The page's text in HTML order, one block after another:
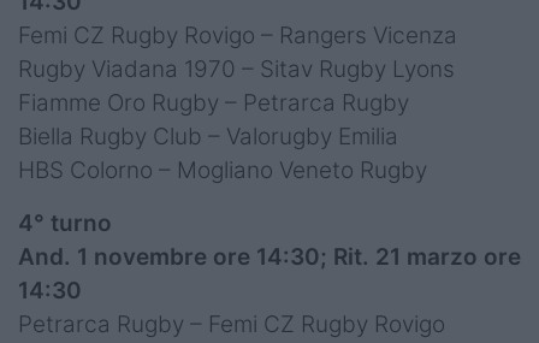
Femi CZ Rugby Rovigo – Rangers Vicenza
Rugby Viadana 1970 – Sitav Rugby Lyons
Fiamme Oro Rugby – Petrarca Rugby
Biella Rugby Club – Valorugby Emilia
HBS Colorno – Mogliano Veneto Rugby
4° turno
And. 1 novembre ore 14:30; Rit. 21 marzo ore
14:30
Petrarca Rugby – Femi CZ Rugby Rovigo